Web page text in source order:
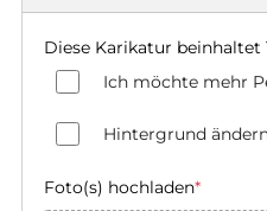
Diese Karikatur beinhaltet
Ich möchte mehr
Hintergrund
Foto(s) hochladen*